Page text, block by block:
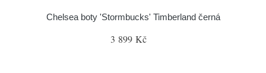
Chelsea boty 'Stormbucks' Timberland černá
3 899 Kč